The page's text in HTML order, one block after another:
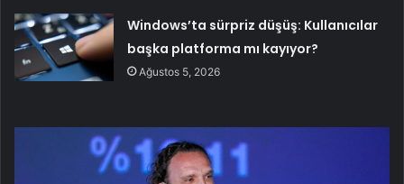
Windows’ta sürpriz düşüş: Kullanıcılar
başka platforma mı kayıyor?
Ağustos 5, 2026